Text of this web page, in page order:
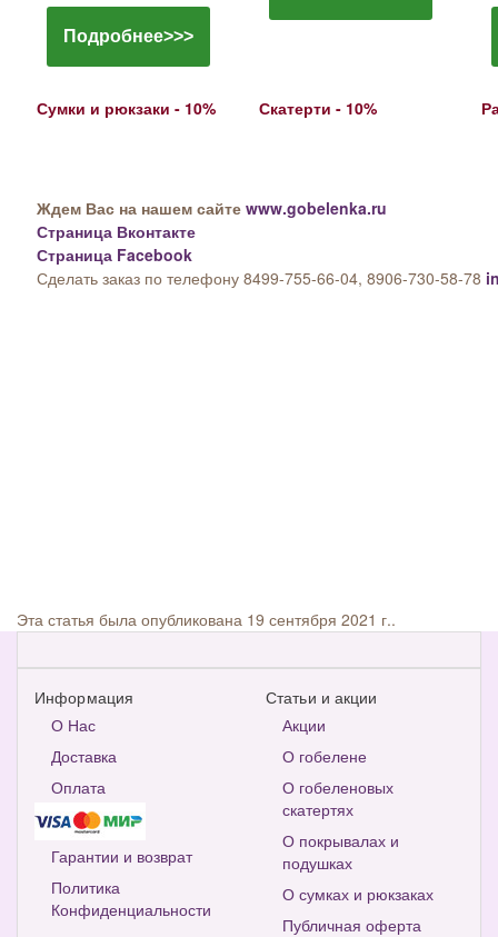
Подробнее>>>
Сумки и рюкзаки - 10% Скатерти - 10%
Ждем Вас на нашем сайте www.gobelenka.ru
Страница Вконтакте
Страница Facebook
Сделать заказ по телефону 8499-755-66-04, 8906-730-58-78
Эта статья была опубликована 19 сентября 2021 г..
Информация
О Нас
Доставка
Оплата
Гарантии и возврат
Политика
Конфиденциальности
Статьи и акции
Акции
О гобелене
О гобеленовых
скатертях
О покрывалах и
подушках
О сумках и рюкзаках
Публичная оферта